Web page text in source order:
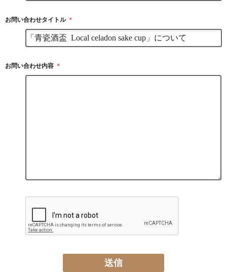
お問い合わせタイトル ＊
お問い合わせ内容 ＊